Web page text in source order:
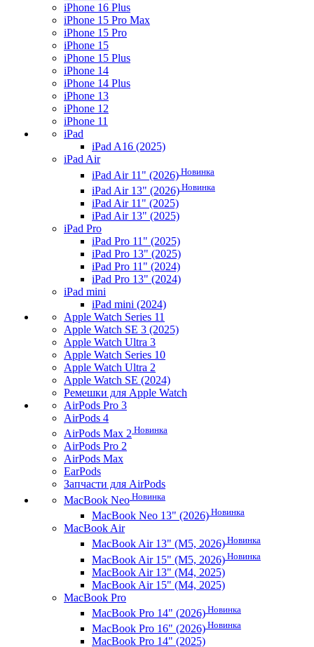
iPhone 16 Plus
iPhone 15 Pro Max
iPhone 15 Pro
iPhone 15
iPhone 15 Plus
iPhone 14
iPhone 14 Plus
iPhone 13
iPhone 12
iPhone 11
iPad
iPad A16 (2025)
iPad Air
iPad Air 11" (2026) Новинка
iPad Air 13" (2026) Новинка
iPad Air 11" (2025)
iPad Air 13" (2025)
iPad Pro
iPad Pro 11" (2025)
iPad Pro 13" (2025)
iPad Pro 11" (2024)
iPad Pro 13" (2024)
iPad mini
iPad mini (2024)
Apple Watch Series 11
Apple Watch SE 3 (2025)
Apple Watch Ultra 3
Apple Watch Series 10
Apple Watch Ultra 2
Apple Watch SE (2024)
Ремешки для Apple Watch
AirPods Pro 3
AirPods 4
AirPods Max 2 Новинка
AirPods Pro 2
AirPods Max
EarPods
Запчасти для AirPods
MacBook Neo Новинка
MacBook Neo 13" (2026) Новинка
MacBook Air
MacBook Air 13" (M5, 2026) Новинка
MacBook Air 15" (M5, 2026) Новинка
MacBook Air 13" (M4, 2025)
MacBook Air 15" (M4, 2025)
MacBook Pro
MacBook Pro 14" (2026) Новинка
MacBook Pro 16" (2026) Новинка
MacBook Pro 14" (2025)